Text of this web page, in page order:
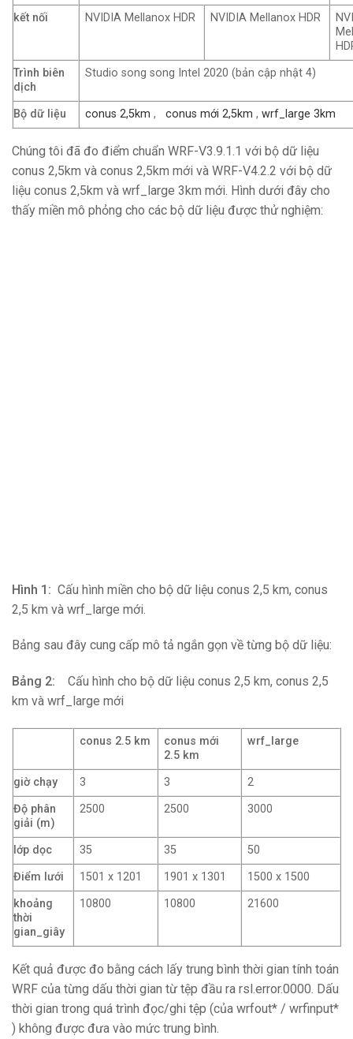
kết nối
NVIDIA Mellanox HDR NVIDIA Mellanox HDR
Trình biên
dịch
Studio song song Intel 2020 (bản cập nhật 4)
Bộ dữ liệu conus 2,5km ,conus mới 2,5km ,wrf_large 3km
Chúng tôi đã đo điểm chuẩn WRF-V3.9.1.1 với bộ dữ liệu
conus 2,5km và conus 2,5km mới và WRF-V4.2.2 với bộ dữ
liệu conus 2,5km và wrf_large 3km mới. Hình dưới đây cho
thấy miền mô phỏng cho các bộ dữ liệu được thử nghiệm:
Hình 1: Cấu hình miền cho bộ dữ liệu conus 2,5 km, conus
2,5 km và wrf_large mới.
Bảng sau đây cung cấp mô tả ngắn gọn về từng bộ dữ liệu:
Bảng 2:
Cấu hình cho bộ dữ liệu conus 2,5 km, conus 2,5
km và wrf_large mới
conus 2.5 km
conus mới
2.5 km
wrf_large
giờ chạy 3 3
2
Độ phân
giải (m)
2500 2500 3000
lớp dọc 35 35
50
Điểm lưới
1501 x 1201 1901 x 1301
1500 x 1500
khoảng
thời
gian_giây
10800 10800 21600
Kết quả được đo bằng cách lấy trung bình thời gian tính toán
WRF của từng dấu thời gian từ tệp đầu ra rsl.error.0000. Dấu
thời gian trong quá trình đọc/ghi tệp (của wrfout* / wrfinput*
) không được đưa vào mức trung bình.